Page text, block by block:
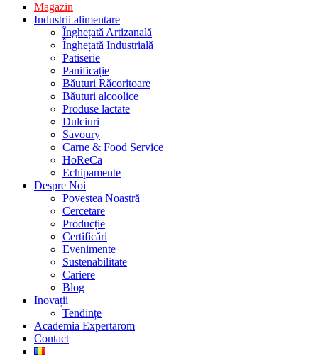
Magazin
Industrii alimentare
Înghețată Artizanală
Înghețată Industrială
Patiserie
Panificație
Băuturi Răcoritoare
Băuturi alcoolice
Produse lactate
Dulciuri
Savoury
Carne & Food Service
HoReCa
Echipamente
Despre Noi
Povestea Noastră
Cercetare
Producție
Certificări
Evenimente
Sustenabilitate
Cariere
Blog
Inovații
Tendințe
Academia Expertarom
Contact